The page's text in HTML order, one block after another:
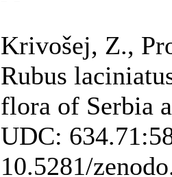
Krivošej, Z.,
Rubus
flora of Serbia
UDC:
10.5281/